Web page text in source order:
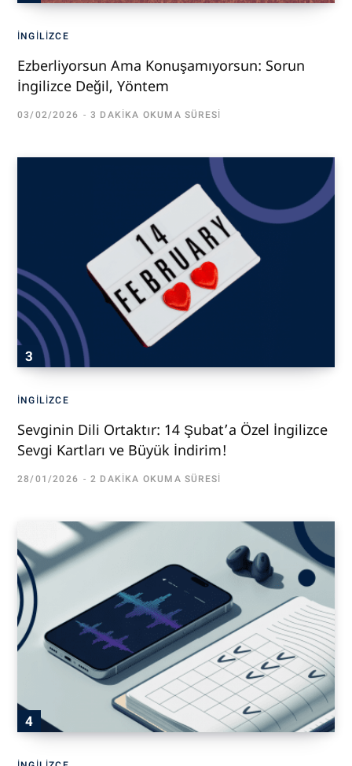
İNGILIZCE
Ezberliyorsun Ama Konuşamıyorsun: Sorun
İngilizce Değil, Yöntem
03/02/2026 3 DAKIKA OKUMA SÜRESI
İNGILIZCE
Sevginin Dili Ortaktır: 14 Şubat’a Özel İngilizce
Sevgi Kartları ve Büyük İndirim!
28/01/2026 2 DAKIKA OKUMA SÜRESI